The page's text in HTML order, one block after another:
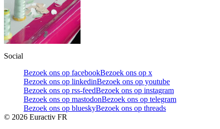
Social
Bezoek ons op facebookBezoek ons op x
Bezoek ons op linkedinBezoek ons op youtube
Bezoek ons op rss-feedBezoek ons op instagram
Bezoek ons op mastodonBezoek ons op telegram
Bezoek ons op blueskyBezoek ons op threads
© 2026 Euractiv FR